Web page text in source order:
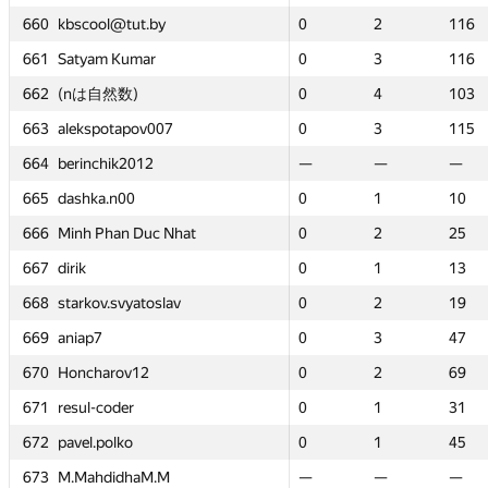
660 kbscool@tut.by 0 2
116
661
Satyam Kumar 0 3
116
662
(nは自然数) 0 4
103
663 alekspotapov007 0 3
115
664 berinchik2012 — —
—
665 dashka.n00 0 1
10
666 Minh Phan Duc Nhat 0 2
25
667 dirik 0 1
13
668 starkov.svyatoslav 0 2
19
669 aniap7 0 3
47
670 Honcharov12 0 2
69
671
resul-coder 0 1
31
672
pavel.polko 0 1
45
673 M.MahdidhaM.M — —
—
0
2
—
0
—
0
—
0
3
—
—
0
—
0
2
35
0
2
74
0
0
44
0
0
—
—
660 kbscool@tut.by 0 2
116
661
Satyam Kumar 0 3
116
662
(nは自然数) 0 4
103
663 alekspotapov007 0 3
115
664 berinchik2012 — —
—
665 dashka.n00 0 1
10
666 Minh Phan Duc Nhat 0 2
25
667 dirik 0 1
13
668 starkov.svyatoslav 0 2
19
669 aniap7 0 3
47
670 Honcharov12 0 2
69
671
resul-coder 0 1
31
672
pavel.polko 0 1
45
673 M.MahdidhaM.M — —
—
660 kbscool@tut.by 0 2
116
661
Satyam Kumar 0 3
116
662
(nは自然数) 0 4
103
663 alekspotapov007 0 3
115
664 berinchik2012 — —
—
665 dashka.n00 0 1
10
666 Minh Phan Duc Nhat 0 2
25
667 dirik 0 1
13
668 starkov.svyatoslav 0 2
19
669 aniap7 0 3
47
670 Honcharov12 0 2
69
671
resul-coder 0 1
31
672
pavel.polko 0 1
45
673 M.MahdidhaM.M — —
—
0
2
—
0
—
0
—
0
3
—
—
0
—
0
2
35
0
2
74
0
0
44
0
0
—
—
660 kbscool@tut.by 0 2
116
661
Satyam Kumar 0 3
116
662
(nは自然数) 0 4
103
663 alekspotapov007 0 3
115
664 berinchik2012 — —
—
665 dashka.n00 0 1
10
666 Minh Phan Duc Nhat 0 2
25
667 dirik 0 1
13
668 starkov.svyatoslav 0 2
19
669 aniap7 0 3
47
670 Honcharov12 0 2
69
671
resul-coder 0 1
31
672
pavel.polko 0 1
45
673 M.MahdidhaM.M — —
—